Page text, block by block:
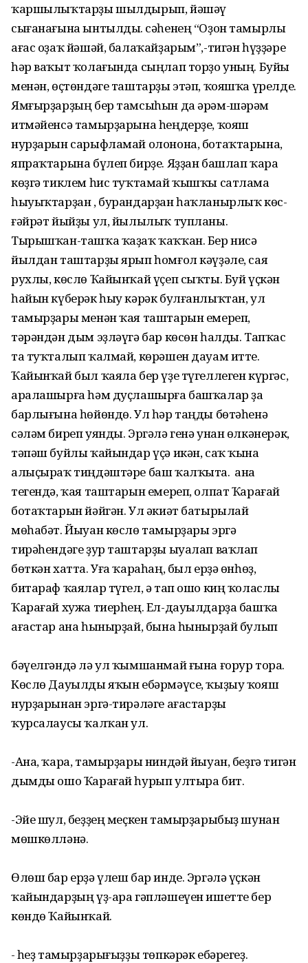
ҡаршылыҡтарҙы шылдырып, йәшәү
сығанағына ынтылды. Әсәһенең “Оҙон тамырлы
ағас оҙаҡ йәшәй, балаҡайҙарым”,-тигән һүҙҙәре
һәр ваҡыт ҡолағында сыңлап торҙо уның. Буйы
менән, өҫтөндәге таштарҙы этәп, ҡояшҡа үрелде.
Ямғырҙарҙың бер тамсыһын да әрәм-шәрәм
итмәйенсә тамырҙарына һеңдерҙе, ҡояш
нурҙарын сарыфламай олонона, ботаҡтарына,
япраҡтарына бүлеп бирҙе. Яҙҙан башлап ҡара
көҙгә тиклем һис туҡтамай ҡышҡы сатлама
һыуыҡтарҙан , бурандарҙан һаҡланырлыҡ көс-
ғәйрәт йыйҙы ул, йылылыҡ тупланы.
Тырышҡан-ташҡа ҡаҙаҡ ҡаҡҡан. Бер нисә
йылдан таштарҙы ярып һомғол кәүҙәле, сая
рухлы, көслө Ҡайынҡай үҫеп сыҡты. Буй үҫкән
һайын күберәк һыу кәрәк булғанлыҡтан, ул
тамырҙары менән ҡая таштарын емереп,
тәрәндән дым эҙләүгә бар көсөн һалды. Тапҡас
та туҡталып ҡалмай, көрәшен дауам итте.
Ҡайынҡай был ҡаяла бер үҙе түгеллеген күргәс,
аралашырға һәм дуҫлашырға башҡалар ҙа
барлығына һөйөндө. Ул һәр таңды бөтәһенә
сәләм биреп уянды. Эргәлә генә унан өлкәнерәк,
тәпәш буйлы ҡайындар үҫә икән, саҡ ҡына
алыҫыраҡ тиңдәштәре баш ҡалҡыта. Ә ана
тегендә, ҡая таштарын емереп, олпат Ҡарағай
ботаҡтарын йәйгән. Ул әкиәт батырылай
мөһабәт. Йыуан көслө тамырҙары эргә
тирәһендәге ҙур таштарҙы ыуалап ваҡлап
бөткән хатта. Уға ҡараһаң, был ерҙә өнһөҙ,
битараф ҡаялар түгел, ә тап ошо киң ҡоласлы
Ҡарағай хужа тиерһең. Ел-дауылдарҙа башҡа
ағастар ана һынырҙай, бына һынырҙай булып
бәүелгәндә лә ул ҡымшанмай ғына ғорур тора.
Көслө Дауылды яҡын ебәрмәүсе, ҡыҙыу ҡояш
нурҙарынан эргә-тирәләге ағастарҙы
ҡурсалаусы ҡалҡан ул.
-Ана, ҡара, тамырҙары ниндәй йыуан, беҙгә тигән
дымды ошо Ҡарағай һурып ултыра бит.
-Эйе шул, беҙҙең меҫкен тамырҙарыбыҙ шунан
мөшкөлләнә.
Өлөш бар ерҙә үлеш бар инде. Эргәлә үҫкән
ҡайындарҙың үҙ-ара гәпләшеүен ишетте бер
көндө Ҡайынҡай.
-Ә һеҙ тамырҙарығыҙҙы төпкәрәк ебәрегеҙ.